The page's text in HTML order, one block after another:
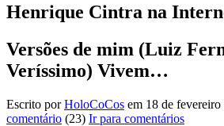
Henrique Cintra na
Versões de mim (Luiz
Veríssimo) Vivem…
Escrito porHoloCoCos em 18 de fevereiro
comentário (23) Ir para comentários